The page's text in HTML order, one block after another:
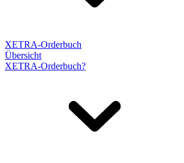
XETRA-Orderbuch
Übersicht
XETRA-Orderbuch?